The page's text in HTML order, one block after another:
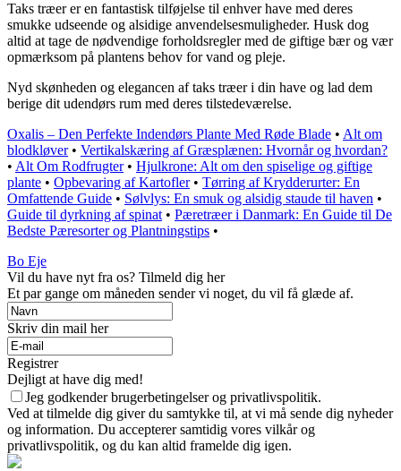
Taks træer er en fantastisk tilføjelse til enhver have med deres
smukke udseende og alsidige anvendelsesmuligheder. Husk dog
altid at tage de nødvendige forholdsregler med de giftige bær og vær
opmærksom på plantens behov for vand og pleje.
Nyd skønheden og elegancen af taks træer i din have og lad dem
berige dit udendørs rum med deres tilstedeværelse.
Oxalis – Den Perfekte Indendørs Plante Med Røde Blade • Alt om
blodkløver• Vertikalskæring af Græsplænen: Hvornår og hvordan?
• Alt Om Rodfrugter• Hjulkrone: Alt om den spiselige og giftige
plante • Opbevaring af Kartofler• Tørring af Krydderurter: En
Omfattende Guide • Sølvlys: En smuk og alsidig staude til haven •
Guide til dyrkning af spinat• Pæretræer i Danmark: En Guide til De
Bedste Pæresorter og Plantningstips •
Bo Eje
Vil du have nyt fra os? Tilmeld dig her
Et par gange om måneden sender vi noget, du vil få glæde af.
Skriv din mail her
Registrer
Dejligt at have dig med!
Jeg godkender brugerbetingelser og privatlivspolitik.
Ved at tilmelde dig giver du samtykke til, at vi må sende dig nyheder
og information. Du accepterer samtidig vores vilkår og
privatlivspolitik, og du kan altid framelde dig igen.